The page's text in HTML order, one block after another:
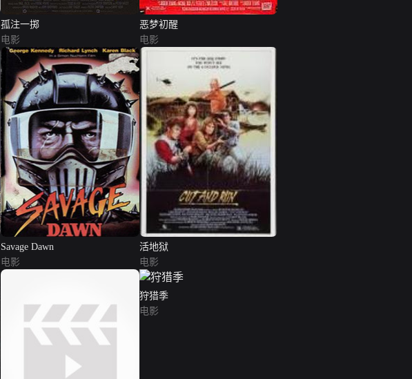
孤注一掷
电影
恶梦初醒
电影
Savage Dawn
电影
活地狱
电影
狩猎季
电影